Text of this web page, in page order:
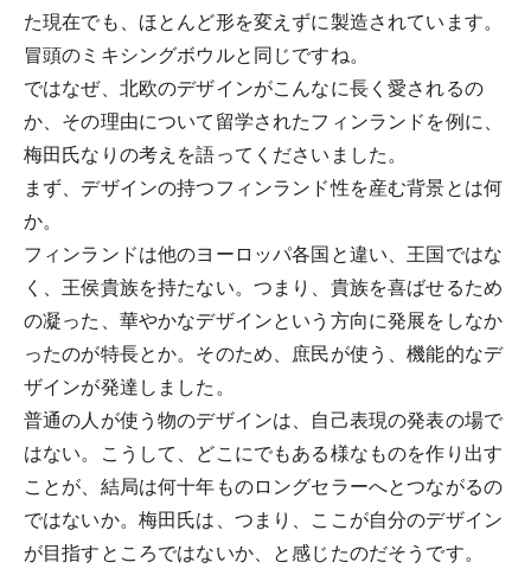
た現在でも、ほとんど形を変えずに製造されています。
冒頭のミキシングボウルと同じですね。
ではなぜ、北欧のデザインがこんなに長く愛されるの
か、その理由について留学されたフィンランドを例に、
梅田氏なりの考えを語ってくださいました。
まず、デザインの持つフィンランド性を産む背景とは何
か。
フィンランドは他のヨーロッパ各国と違い、王国ではな
く、王侯貴族を持たない。つまり、貴族を喜ばせるため
の凝った、華やかなデザインという方向に発展をしなか
ったのが特長とか。そのため、庶民が使う、機能的なデ
ザインが発達しました。
普通の人が使う物のデザインは、自己表現の発表の場で
はない。こうして、どこにでもある様なものを作り出す
ことが、結局は何十年ものロングセラーへとつながるの
ではないか。梅田氏は、つまり、ここが自分のデザイン
が目指すところではないか、と感じたのだそうです。